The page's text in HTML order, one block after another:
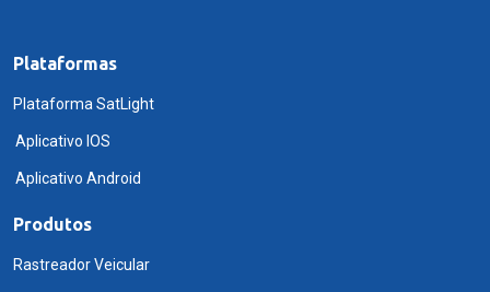
Plataformas
Plataforma SatLight
Aplicativo IOS
Aplicativo Android
Produtos
Rastreador Veicular